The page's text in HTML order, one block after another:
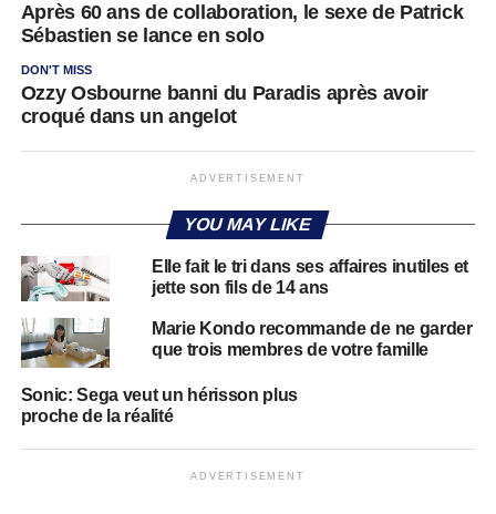
Après 60 ans de collaboration, le sexe de Patrick
Sébastien se lance en solo
DON'T MISS
Ozzy Osbourne banni du Paradis après avoir
croqué dans un angelot
ADVERTISEMENT
YOU MAY LIKE
Elle fait le tri dans ses affaires inutiles et
jette son fils de 14 ans
Marie Kondo recommande de ne garder
que trois membres de votre famille
Sonic: Sega veut un hérisson plus
proche de la réalité
ADVERTISEMENT